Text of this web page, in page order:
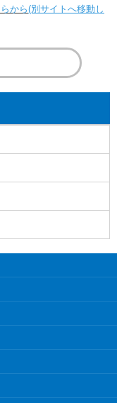
から(別サイトへ移動し